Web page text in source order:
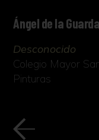
Ángel de la Guarda
Desconocido
Colegio Mayor
Pinturas